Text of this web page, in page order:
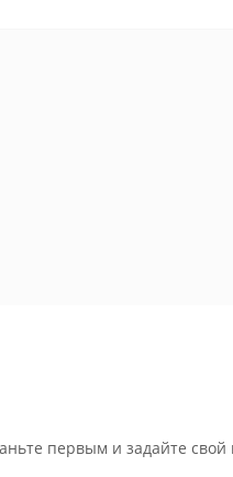
первым и задайте свой